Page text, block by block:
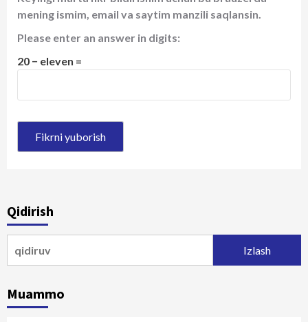
mening ismim, email va saytim manzili saqlansin.
Please enter an answer in digits:
20 − eleven =
Qidirish
Muammo